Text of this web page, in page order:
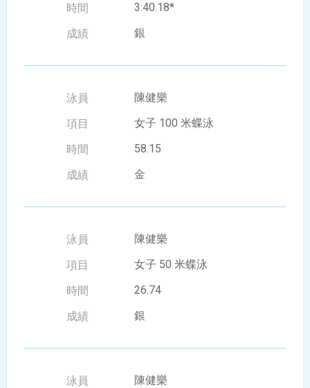
3:40.18*
銀
陳健樂
女子 100 米蝶泳
58.15
金
陳健樂
女子 50 米蝶泳
26.74
銀
陳健樂